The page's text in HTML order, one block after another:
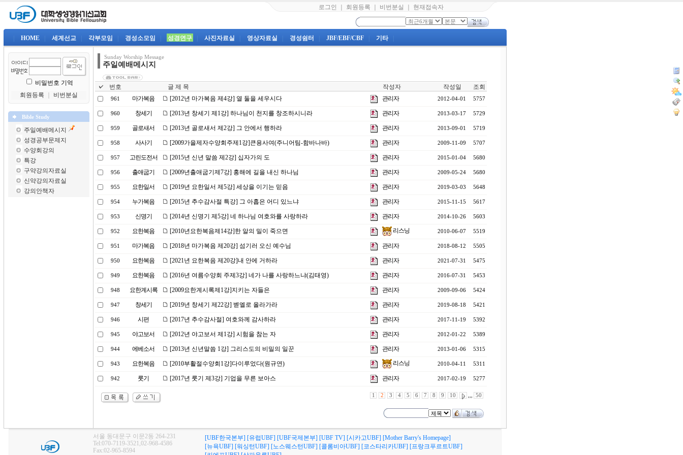
로그인 회원등록 비번분실 현재접속자
HOME 세계선교 각부모임 경성소모임 성경연구 사진자료실 영상자료실 경성쉼터 JBF/EBF/CBF 기타
비밀번호 기억
회원등록
비번분실
Bible Study
주일예배메시지
성경공부문제지
수양회강의
특강
구약강의자료실
신약강의자료실
강의안책자
Sunday Worship Message
주일예배메시지
번호 글 제 목 작성자 작성일 조회
961 마가복음 [2012년 마가복음 제4강] 열 둘을 세우시다 관리자 2012-04-01 5757
960 창세기 [2013년 창세기 제1강] 하나님이 천지를 창조하시니라 관리자 2013-03-17 5729
959 골로새서 [2013년 골로새서 제2강] 그 안에서 행하라 관리자 2013-09-01 5719
958 사사기 [2009가을제자수양회주제1강]큰용사여(주니어팀-함바나바) 관리자 2009-11-09 5707
957 고린도전서 [2015년 신년 말씀 제2강] 십자가의 도 관리자 2015-01-04 5680
956 출애굽기 [2009년출애굽기제7강] 홍해에 길을 내신 하나님 관리자 2009-05-24 5680
955 요한일서 [2019년 요한일서 제5강] 세상을 이기는 믿음 관리자 2019-03-03 5648
954 누가복음 [2015년 추수감사절 특강] 그 아홉은 어디 있느냐 관리자 2015-11-15 5617
953 신명기 [2014년 신명기 제5강] 네 하나님 여호와를 사랑하라 관리자 2014-10-26 5603
952 요한복음 [2010년요한복음제14강]한 알의 밀이 죽으면 리스닝 2010-06-07 5519
951 마가복음 [2018년 마가복음 제20강] 섬기러 오신 예수님 관리자 2018-08-12 5505
950 요한복음 [2021년 요한복음 제20강]내 안에 거하라 관리자 2021-07-31 5475
949 요한복음 [2016년 여름수양회 주제3강] 네가 나를 사랑하느냐(김태영) 관리자 2016-07-31 5453
948 요한계시록 [2009요한계시록제1강]지키는 자들은 관리자 2009-09-06 5424
947 창세기 [2019년 창세기 제22강] 벧엘로 올라가라 관리자 2019-08-18 5421
946 시편 [2017년 추수감사절] 여호와께 감사하라 관리자 2017-11-19 5392
945 야고보서 [2012년 야고보서 제1강] 시험을 참는 자 관리자 2012-01-22 5389
944 에베소서 [2013년 신년말씀 1강] 그리스도의 비밀의 일꾼 관리자 2013-01-06 5315
943 요한복음 [2010부활절수양회1강]다이루었다(원규연) 리스닝 2010-04-11 5311
942 룻기 [2017년 룻기 제3강] 기업을 무른 보아스 관리자 2017-02-19 5277
1 2 3 4 5 6 7 8 9 10 ,,, 50
서울 동대문구 이문2동 264-231
Tel:070-7119-3521,02-968-4586
Fax:02-965-8594
[UBF한국본부] [유럽UBF] [UBF국제본부] [UBF TV] [시카고UBF] [Mother Barry's Homepage]
[뉴욕UBF] [워싱턴UBF] [노스웨스턴UBF] [콜롬비아UBF] [코스타리카UBF] [프랑크푸르트UBF]